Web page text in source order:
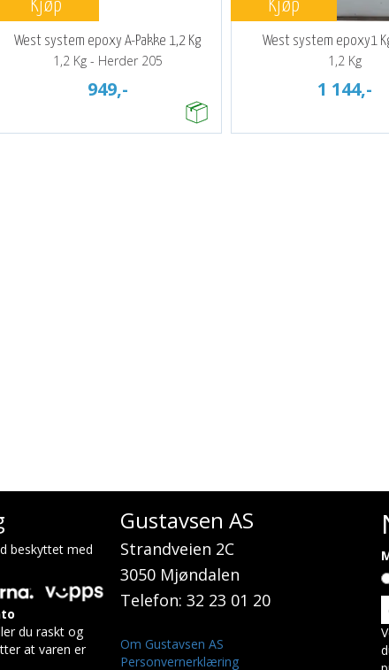
Kjøp
West system epoxy A-Pakke 1,2 Kg
1,2 Kg - Herder 205
949,-
Kjøp
West system epoxy1
1,2 Kg
1 144,-
beskyttet med
du raskt og
at varen er
Gustavsen AS
Strandveien 2C
3050 Mjøndalen
Telefon: 32 23 01 20
Om Gustavsen AS
Personvernerklæring